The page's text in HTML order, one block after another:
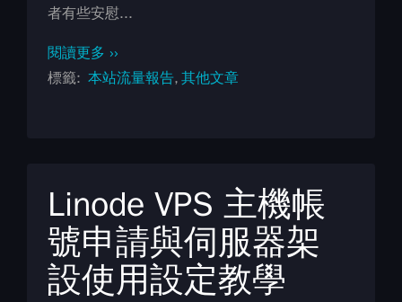
者有些安慰...
閱讀更多 ››
標籤
本站流量報告 其他文章
Linode VPS 主機帳
號申請與伺服器架
設使用設定教學